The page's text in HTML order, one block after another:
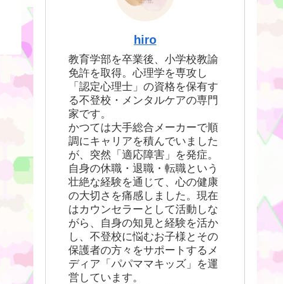
hiro
教育学部を卒業後、小学校教諭
免許を取得。心理学を専攻し
「認定心理士」の資格を保有す
る不登校・メンタルケアの専門
家です。
かつては大手総合メーカーで順
調にキャリアを積んでいました
が、突然「適応障害」を発症。
自身の休職・退職・転職という
壮絶な経験を通じて、心の健康
の大切さを痛感しました。現在
はカウンセラーとして活動しな
がら、自身の知見と経験を活か
し、不登校に悩むお子様とその
保護者の方々をサポートするメ
ディア「パパママキッズ」を運
営しています。